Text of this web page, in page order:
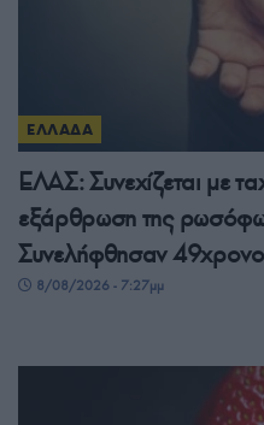
ΕΛΛΑΔΑ
ΕΛΑΣ: Συνεχίζεται με
εξάρθρωση της
Συνελήφθησαν
8/08/2026 - 7:27μμ